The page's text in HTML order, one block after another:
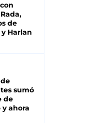
de
Harlan
sumó
de
y ahora